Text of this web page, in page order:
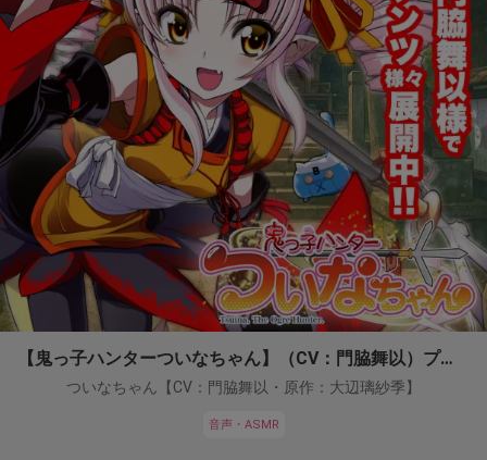
【鬼っ子ハンターついなちゃん】（CV：門脇舞以）プロジェクト！
ついなちゃん【CV：門脇舞以・原作：大辺璃紗季】
音声・ASMR